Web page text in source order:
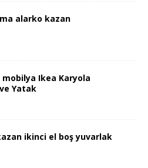
alarko kazan
Ikea Karyola
Yatak
ikinci el boş yuvarlak